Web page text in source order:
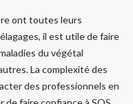
ont toutes leurs
il est utile de faire
du végétal
La complexité des
des professionnels en